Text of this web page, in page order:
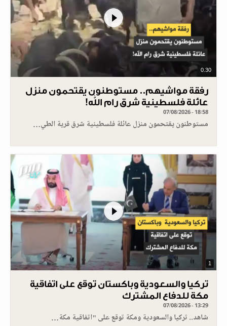
0.30
رفقة مواشيهم.. مستوطنون يقتحمون منزل
عائلة فلسطينية شرق رام الله!
07/08/2026 - 18:58
مستوطنون يقتحمون منزل عائلة فلسطينية شرق قرية الطي…
1
تركيا والسعودية وباكستان توقع على اتفاقية
مكة للدفاع المشترك
07/08/2026 - 13:29
شاهد.. تركيا والسعودية ومكة توقع على "اتفاقية مكة…